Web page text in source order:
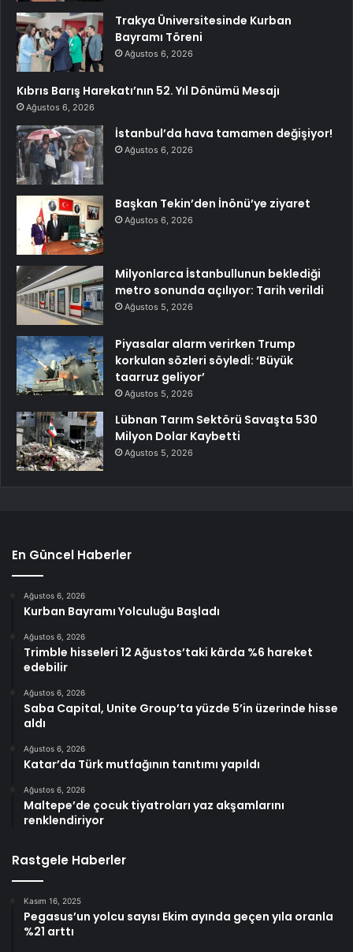
Trakya Üniversitesinde Kurban
Bayramı Töreni
Ağustos 6, 2026
Kıbrıs Barış Harekatı’nın 52. Yıl Dönümü Mesajı
Ağustos 6, 2026
İstanbul’da hava tamamen değişiyor!
Ağustos 6, 2026
Başkan Tekin’den İnönü’ye ziyaret
Ağustos 6, 2026
Milyonlarca İstanbullunun beklediği
metro sonunda açılıyor: Tarih verildi
Ağustos 5, 2026
Piyasalar alarm verirken Trump
korkulan sözleri söyledİ: ‘Büyük
taarruz geliyor’
Ağustos 5, 2026
Lübnan Tarım Sektörü Savaşta 530
Milyon Dolar Kaybetti
Ağustos 5, 2026
En Güncel Haberler
Ağustos 6, 2026
Kurban Bayramı Yolculuğu Başladı
Ağustos 6, 2026
Trimble hisseleri 12 Ağustos’taki kârda %6 hareket
edebilir
Ağustos 6, 2026
Saba Capital, Unite Group’ta yüzde 5’in üzerinde hisse
aldı
Ağustos 6, 2026
Katar’da Türk mutfağının tanıtımı yapıldı
Ağustos 6, 2026
Maltepe’de çocuk tiyatroları yaz akşamlarını
renklendiriyor
Rastgele Haberler
Kasım 16, 2025
Pegasus’un yolcu sayısı Ekim ayında geçen yıla oranla
%21 arttı